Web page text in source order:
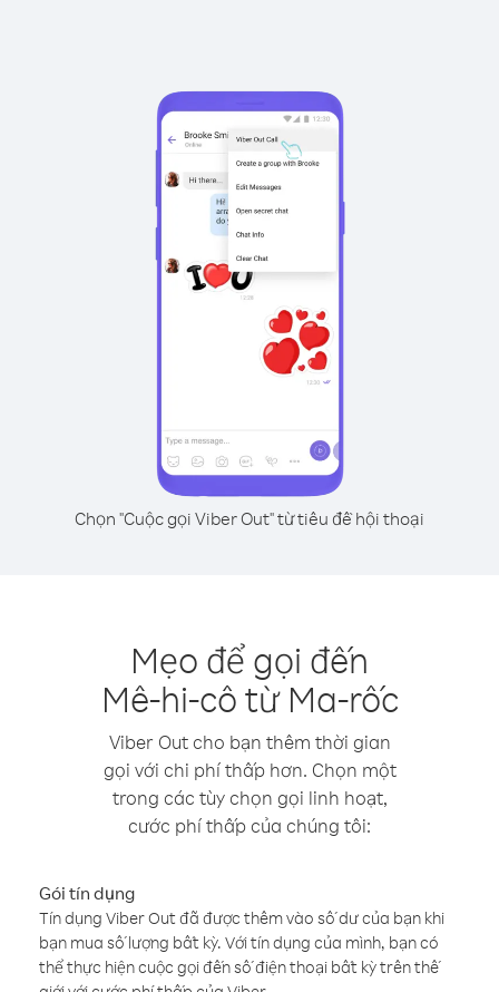
Chọn "Cuộc gọi Viber Out" từ tiêu đề hội thoại
Mẹo để gọi đến
Mê-hi-cô từ Ma-rốc
Viber Out cho bạn thêm thời gian
gọi với chi phí thấp hơn. Chọn một
trong các tùy chọn gọi linh hoạt,
cước phí thấp của chúng tôi:
Gói tín dụng
Tín dụng Viber Out đã được thêm vào số dư của bạn khi
bạn mua số lượng bất kỳ. Với tín dụng của mình, bạn có
thể thực hiện cuộc gọi đến số điện thoại bất kỳ trên thế